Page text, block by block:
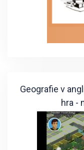
Geografie v
hra -